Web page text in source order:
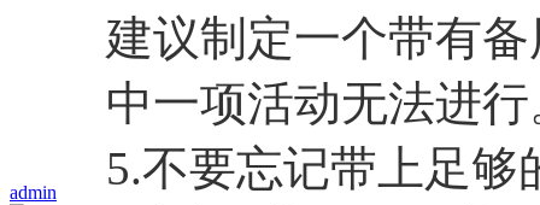
admin
建议制定一个带有
中一项活动无法进行
5.不要忘记带上足够